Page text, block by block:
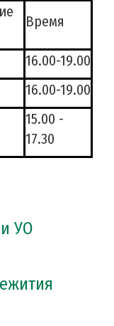
Время
16.00-19.00
16.00-19.00
15.00 -
17.30
УО